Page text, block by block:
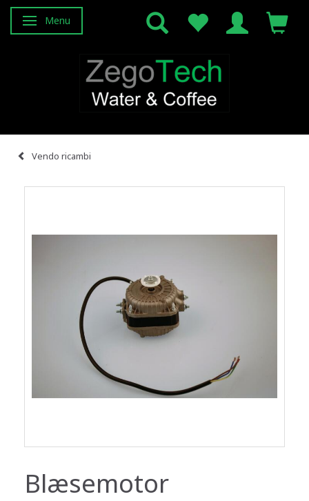
Attiva/disattiva navigazione
Menu
Vendo ricambi
Blæsemotor